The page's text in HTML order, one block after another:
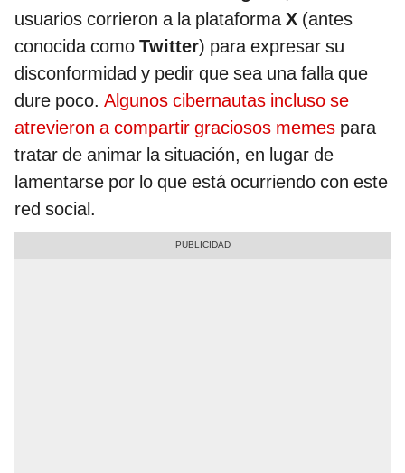
usuarios corrieron a la plataformaX (antes
conocida como Twitter) para expresar su
disconformidad y pedir que sea una falla que
dure poco. Algunos cibernautas incluso se
atrevieron a compartir graciosos memes para
tratar de animar la situación, en lugar de
lamentarse por lo que está ocurriendo con este
red social.